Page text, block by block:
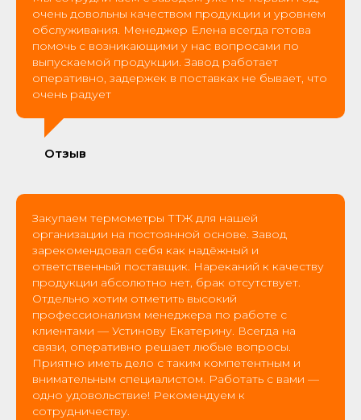
очень довольны качеством продукции и уровнем
обслуживания. Менеджер Елена всегда готова
помочь с возникающими у нас вопросами по
выпускаемой продукции. Завод работает
оперативно, задержек в поставках не бывает, что
очень радует
Отзыв
Закупаем термометры ТТЖ для нашей
организации на постоянной основе. Завод
зарекомендовал себя как надёжный и
ответственный поставщик. Нареканий к качеству
продукции абсолютно нет, брак отсутствует.
Отдельно хотим отметить высокий
профессионализм менеджера по работе с
клиентами — Устинову Екатерину. Всегда на
связи, оперативно решает любые вопросы.
Приятно иметь дело с таким компетентным и
внимательным специалистом. Работать с вами —
одно удовольствие! Рекомендуем к
сотрудничеству.